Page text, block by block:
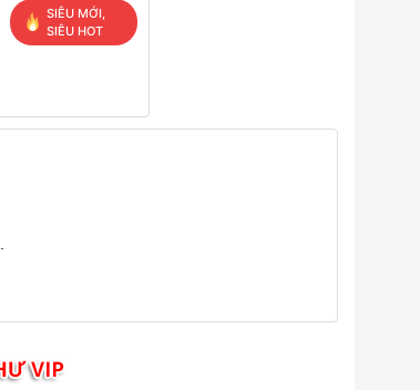
SIÊU MỚI,
SIÊU HOT